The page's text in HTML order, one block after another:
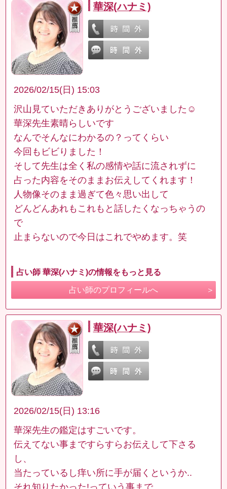
華深(ハナミ)
2026/02/15(日) 15:03
沢山見ていただきありがとうございました☺️
華深先生素晴らしいです
なんでそんなにわかるの？ってくらい
今回もビビりました！
そして先生は全く私の感情や話に流されずに
占った内容をそのままお伝えしてくれます！
人物像そのまま過ぎて色々思い出して
どんどんあれもこれもと話したくなっちゃうの
で
止まらないので今日はこれでやめます。笑
占い師 華深(ハナミ)の情報をもっと見る
占い師のプロフィールへ
華深(ハナミ)
2026/02/15(日) 13:16
華深先生の鑑定はすごいです。
伝えてない事まですらすらお伝えして下さる
し、
当たっているし痒い所に手が届くというか..
それ知りたかった!っていう事まで